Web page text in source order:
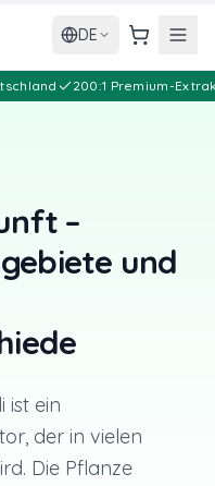
DE
200:1 Premium-Extrakt
–
und
ist ein
der in vielen
Die Pflanze